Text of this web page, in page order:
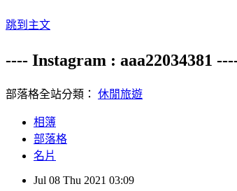
跳到主文
---- Instagram : aaa22034381
部落格全站分類： 休閒旅遊
相簿
部落格
名片
Jul 08 Thu 2021 03:09